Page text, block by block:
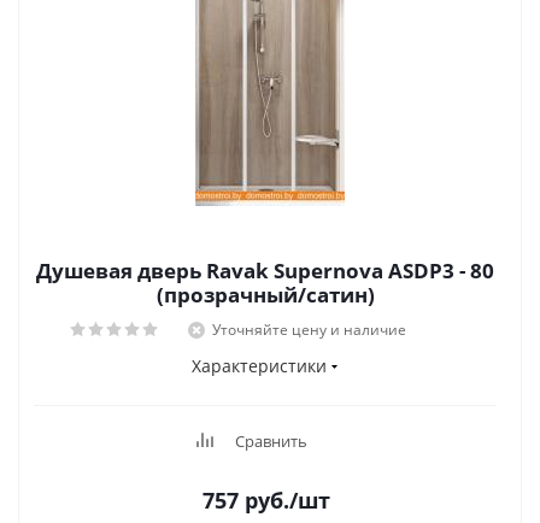
Душевая дверь Ravak Supernova ASDP3 - 80
(прозрачный/сатин)
Уточняйте цену и наличие
Характеристики
Сравнить
757руб./шт